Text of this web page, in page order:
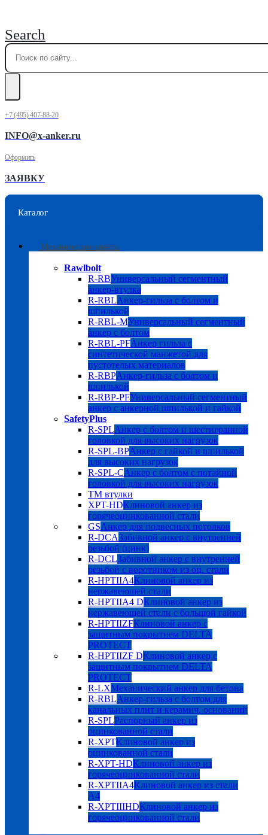
Search
+7 (495) 407-88-20
INFO@x-anker.ru
Оформить
ЗАЯВКУ
Каталог
Механические анкера
Rawlbolt
R-RBУниверсальный сегментный
анкер-втулка
R-RBLАнкер-гильза с болтом и
шпилькой
R-RBL-MУниверсальный сегментный
анкер с болтом
R-RBL-PFАнкер гильза с
синтетической манжетой для
пустотелых материалов
R-RBPАнкер-гильза с болтом и
шпилькой
R-RBP-PFУниверсальный сегментный
анкер с анкерной шпилькой и гайкой
SafetyPlus
R-SPLАнкер с болтом и шестигранной
головкой для высоких нагрузок
R-SPL-BPАнкер с гайкой и шпилькой
для высоких нагрузок
R-SPL-CАнкер с болтом с потайной
головкой для высоких нагрузок
TM втулки
XPT-HDКлиновой анкер из
горячеоцинкованной стали
GSАнкер для подвесных потолков
R-DCAЗабивной анкер с внутренней
резьбой (цинк)
R-DCLЗабивной анкер с внутренней
резьбой с воротником из оц. стали
R-HPTIIA4Клиновой анкер из
нержавеющей стали
R-HPTIIA4 DКлиновой анкер из
нержавеющей стали с большой гайкой
R-HPTIIZFКлиновой анкер с
защитным покрытием DELTA
PROTECT
R-HPTIIZF DКлиновой анкер с
защитным покрытием DELTA
PROTECT
R-LXМеханический анкер для бетона
R-RBLАнкер-гильза с болтом для
канальных плит и керамич. оснований
R-SPLРаспорный анкер из
оцинкованной стали
R-XPTКлиновой анкер из
оцинкованной стали
R-XPT-HDКлиновой анкер из
горячеоцинкованной стали
R-XPTIIA4Клиновой анкер из стали
А4
R-XPTIIIHDКлиновой анкер из
горячеоцинкованной стали